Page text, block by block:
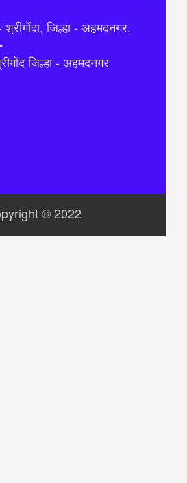
जिल्हा - अहमदनगर.
जिल्हा - अहमदनगर
© 2022